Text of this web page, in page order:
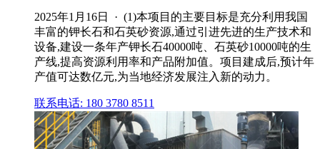
2025年1月16日 · (1)本项目的主要目标是充分利用我国
丰富的钾长石和石英砂资源,通过引进先进的生产技术和
设备,建设一条年产钾长石40000吨、石英砂10000吨的生
产线,提高资源利用率和产品附加值。项目建成后,预计年
产值可达数亿元,为当地经济发展注入新的动力。
联系电话: 180 3780 8511